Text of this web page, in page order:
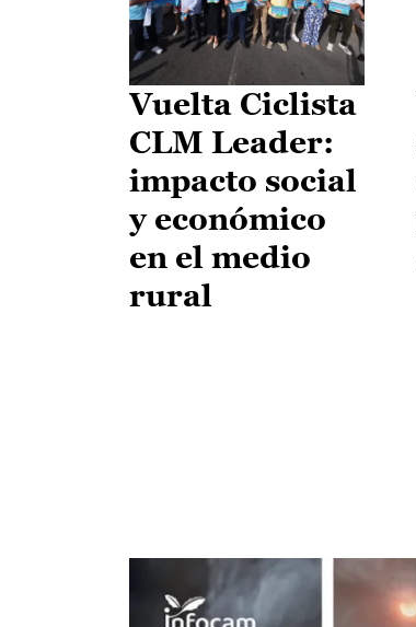
Vuelta Ciclista
CLM Leader:
impacto social
y económico
en el medio
rural